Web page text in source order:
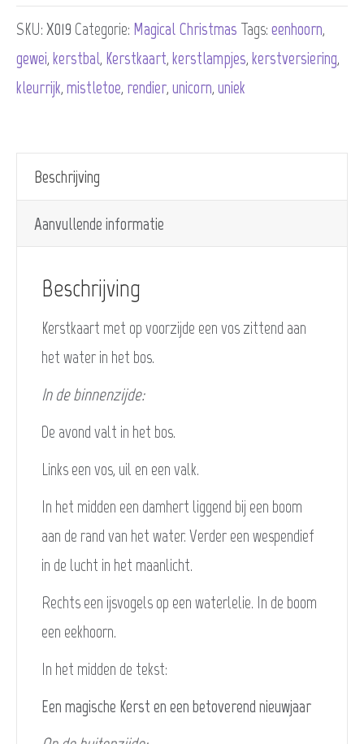
Kerst,
een
betoverend
nieuwjaar
luik)
aantal
SKU: X019 Categorie: Magical Christmas Tags: eenhoorn,
gewei, kerstbal, Kerstkaart, kerstlampjes, kerstversiering,
kleurrijk, mistletoe, rendier, unicorn, uniek
Beschrijving
Aanvullende informatie
Beschrijving
Kerstkaart met op voorzijde een vos zittend aan
het water in het bos.
In de binnenzijde:
De avond valt in het bos.
Links een vos, uil en een valk.
In het midden een damhert liggend bij een boom
aan de rand van het water. Verder een wespendief
in de lucht in het maanlicht.
Rechts een ijsvogels op een waterlelie. In de boom
een eekhoorn.
In het midden de tekst:
Een magische Kerst en een betoverend nieuwjaar